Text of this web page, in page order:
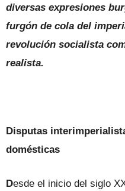
diversas expresiones
furgón de cola del
revolución socialista
realista.
Disputas
domésticas
Desde el inicio del siglo